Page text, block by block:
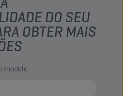
DO SEU
OBTER MAIS
modelo